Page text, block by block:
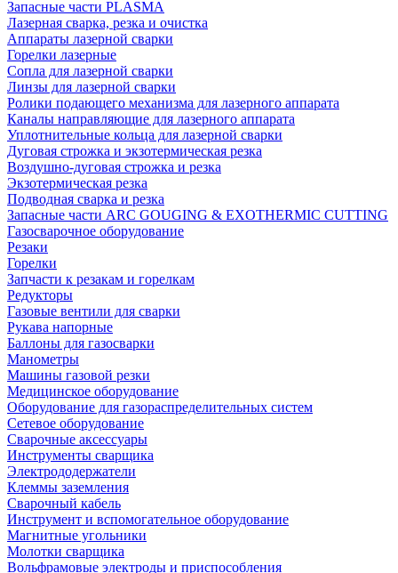
Запасные части PLASMA
Лазерная сварка, резка и очистка
Аппараты лазерной сварки
Горелки лазерные
Сопла для лазерной сварки
Линзы для лазерной сварки
Ролики подающего механизма для лазерного аппарата
Каналы направляющие для лазерного аппарата
Уплотнительные кольца для лазерной сварки
Дуговая строжка и экзотермическая резка
Воздушно-дуговая строжка и резка
Экзотермическая резка
Подводная сварка и резка
Запасные части ARC GOUGING & EXOTHERMIC CUTTING
Газосварочное оборудование
Резаки
Горелки
Запчасти к резакам и горелкам
Редукторы
Газовые вентили для сварки
Рукава напорные
Баллоны для газосварки
Манометры
Машины газовой резки
Медицинское оборудование
Оборудование для газораспределительных систем
Сетевое оборудование
Сварочные аксессуары
Инструменты сварщика
Электрододержатели
Клеммы заземления
Сварочный кабель
Инструмент и вспомогательное оборудование
Магнитные угольники
Молотки сварщика
Вольфрамовые электроды и приспособления